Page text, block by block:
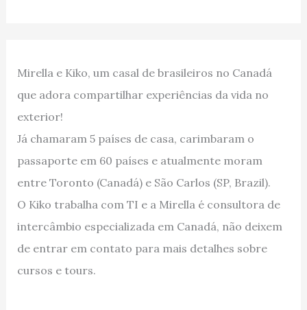
Mirella e Kiko, um casal de brasileiros no Canadá
que adora compartilhar experiências da vida no
exterior!
Já chamaram 5 países de casa, carimbaram o
passaporte em 60 países e atualmente moram
entre Toronto (Canadá) e São Carlos (SP, Brazil).
O Kiko trabalha com TI e a Mirella é consultora de
intercâmbio especializada em Canadá, não deixem
de entrar em contato para mais detalhes sobre
cursos e tours.